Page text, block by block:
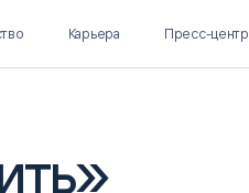
Карьера Пресс-центр